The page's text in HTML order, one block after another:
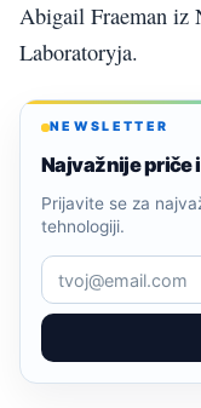
Abigail Fraeman iz
Laboratoryja.
NEWSLETTER
Najvažnije priče
Prijavite se za
tehnologiji.